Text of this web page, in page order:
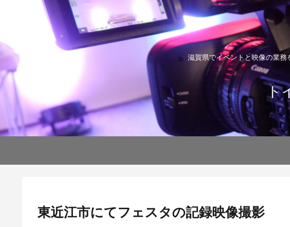
滋賀県でイベントと映像の業
ト
東近江市にてフェスタの記録映像撮影